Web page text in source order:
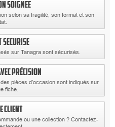
SOIGNEE
selon sa fragilité, son format et son
SECURISE
sur Tanagra sont sécurisés.
PRÉCISION
pièces d’occasion sont indiqués sur
fiche.
CLIENT
ou une collection ? Contactez-